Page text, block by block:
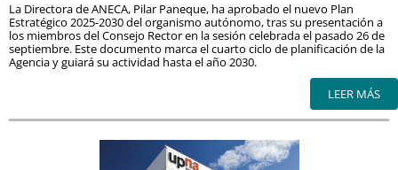
La Directora de ANECA, Pilar Paneque, ha aprobado el nuevo Plan
Estratégico 2025-2030 del organismo autónomo, tras su presentación a
los miembros del Consejo Rector en la sesión celebrada el pasado 26 de
septiembre. Este documento marca el cuarto ciclo de planificación de la
Agencia y guiará su actividad hasta el año 2030.
LEER MÁS